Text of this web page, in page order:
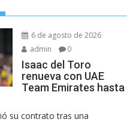
6 de agosto de 2026
admin
0
Isaac del Toro
renueva con UAE
Team Emirates hasta
su contrato tras una